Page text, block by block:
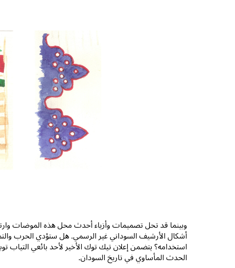
وبينما قد تحل تصميمات وأزياء أحدث محل هذه الموضات
أشكال الأرشيف السوداني غير الرسمي. هل ستؤدي الحرب
استخدامه؟ يتضمن إعلان تيك توك الأخير لأحد بائعي التياب
الحدث المأساوي في تاريخ السودان.